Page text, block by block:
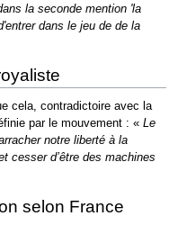
la seconde mention 'la
dans le jeu de de la
cela, contradictoire avec la
par le mouvement : « Le
notre liberté à la
cesser d’être des machines
selon France